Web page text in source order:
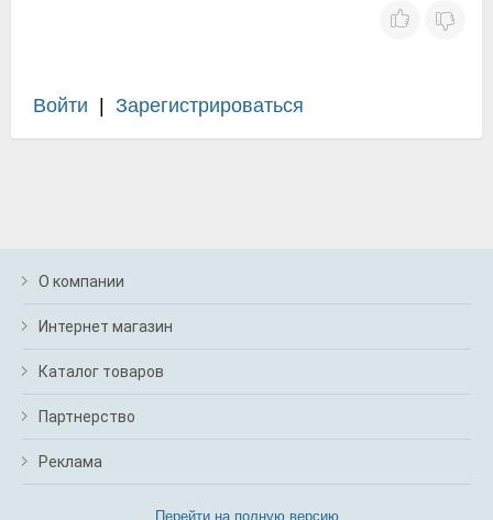
Войти Зарегистрироваться
О компании
Интернет магазин
Каталог товаров
Партнерство
Реклама
Перейти на полную версию